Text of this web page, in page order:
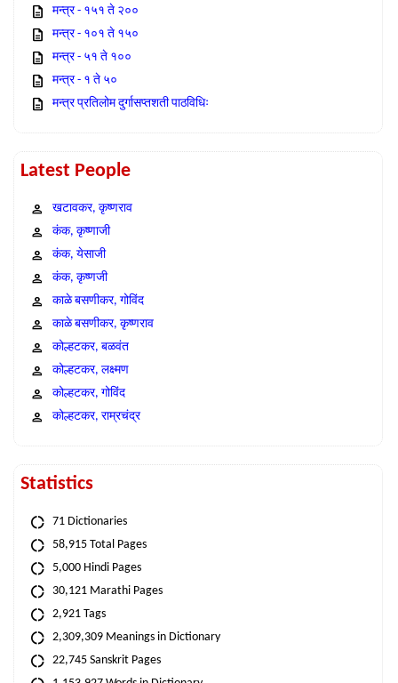
मन्त्र - १५१ ते २००
मन्त्र - १०१ ते १५०
मन्त्र - ५१ ते १००
मन्त्र - १ ते ५०
मन्त्र प्रतिलोम दुर्गासप्तशती पाठविधिः
Latest People
खटावकर, कृष्णराव
कंक, कृष्णाजी
कंक, येसाजी
कंक, कृष्णजी
काळे बसणीकर, गोविंद
काळे बसणीकर, कृष्णराव
कोल्हटकर, बळवंत
कोल्हटकर, लक्ष्मण
कोल्हटकर, गोविंद
कोल्हटकर, राम्रचंद्र
Statistics
71 Dictionaries
58,915 Total Pages
5,000 Hindi Pages
30,121 Marathi Pages
2,921 Tags
2,309,309 Meanings in Dictionary
22,745 Sanskrit Pages